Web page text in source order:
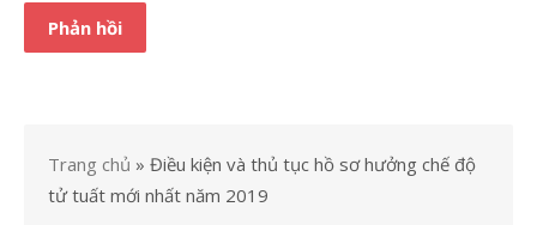
Trang chủ » Điều kiện và thủ tục hồ sơ hưởng chế độ
tử tuất mới nhất năm 2019